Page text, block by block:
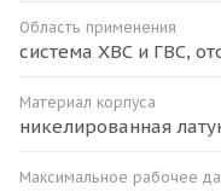
Область применения
система ХВС и ГВС,
Материал корпуса
никелированная
Максимальное рабочее